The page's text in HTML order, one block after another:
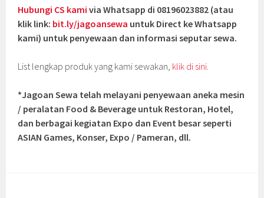
Hubungi CS kami via Whatsapp di 08196023882 (atau
klik link: bit.ly/jagoansewa untuk Direct ke Whatsapp
kami) untuk penyewaan dan informasi seputar sewa.
List lengkap produk yang kami sewakan, klik di sini.
*Jagoan Sewa telah melayani penyewaan aneka mesin
/ peralatan Food & Beverage untuk Restoran, Hotel,
dan berbagai kegiatan Expo dan Event besar seperti
ASIAN Games, Konser, Expo / Pameran, dll.